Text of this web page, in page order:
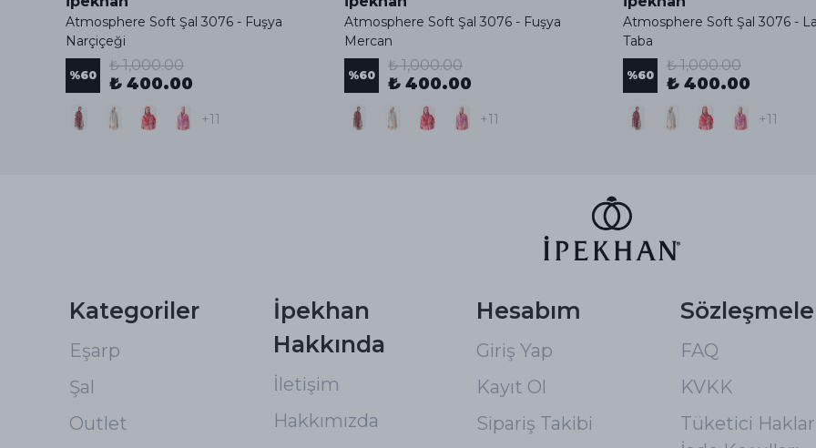
Atmosphere Soft Şal 3076 - Fuşya
Narçiçeği
%60
₺ 1,000.00
₺ 400.00
+11
Atmosphere Soft Şal 3076 - Fuşya
Mercan
%60
₺ 1,000.00
₺ 400.00
+11
Atmosphere Soft Şal 3076 -
Taba
%60
₺ 1,000.00
₺ 400.00
+11
Kategoriler
Eşarp
Şal
Outlet
İpekhan
Hakkında
İletişim
Hakkımızda
Hesabım
Giriş Yap
Kayıt Ol
Sipariş Takibi
FAQ
KVKK
Tüketici